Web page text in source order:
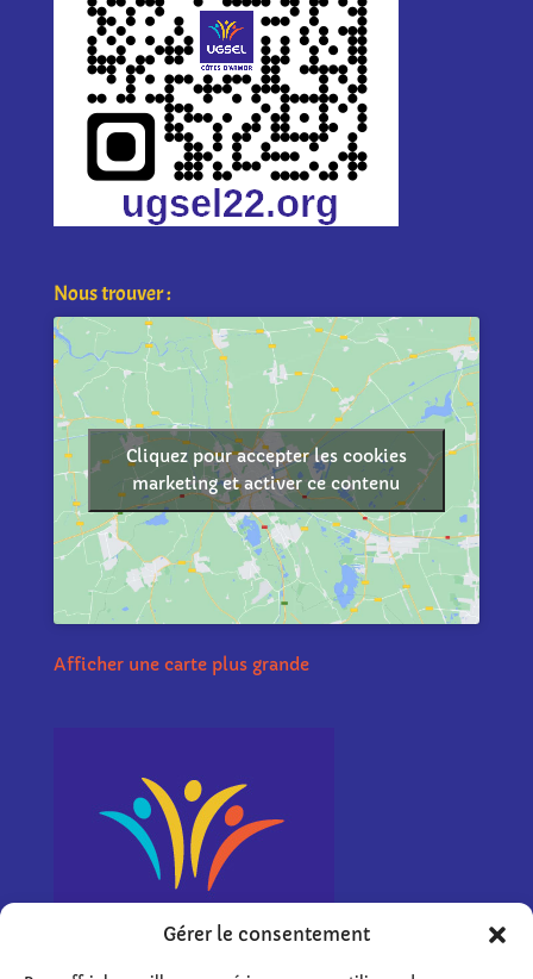
Gérer le consentement
Nous trouver :
Cliquez pour accepter les cookies
marketing et activer ce contenu
Afficher une carte plus grande